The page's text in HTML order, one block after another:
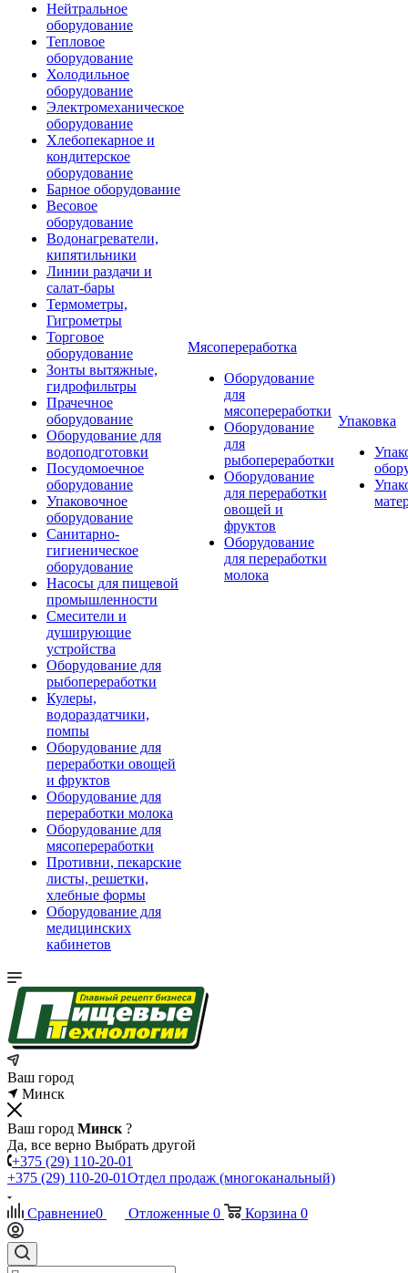
Нейтральное
оборудование
Тепловое
оборудование
Холодильное
оборудование
Электромеханическое
оборудование
Хлебопекарное и
кондитерское
оборудование
Барное оборудование
Весовое
оборудование
Водонагреватели,
кипятильники
Линии раздачи и
салат-бары
Термометры,
Гигрометры
Торговое
оборудование
Зонты вытяжные,
гидрофильтры
Прачечное
оборудование
Оборудование для
водоподготовки
Посудомоечное
оборудование
Упаковочное
оборудование
Санитарно-
гигиеническое
оборудование
Насосы для пищевой
промышленности
Смесители и
душирующие
устройства
Оборудование для
рыбопереработки
Кулеры,
водораздатчики,
помпы
Оборудование для
переработки овощей
и фруктов
Оборудование для
переработки молока
Оборудование для
мясопереработки
Противни, пекарские
листы, решетки,
хлебные формы
Оборудование для
медицинских
кабинетов
Мясопереработка
Оборудование
для
мясопереработки
Оборудование
для
рыбопереработки
Оборудование
для переработки
овощей и
фруктов
Оборудование
для переработки
молока
Упаковка
Ваш город
Минск
Ваш город Минск ?
Да, все верно Выбрать другой
+375 (29) 110-20-01
+375 (29) 110-20-01Отдел продаж (многоканальный)
Сравнение0 Отложенные 0 Корзина 0